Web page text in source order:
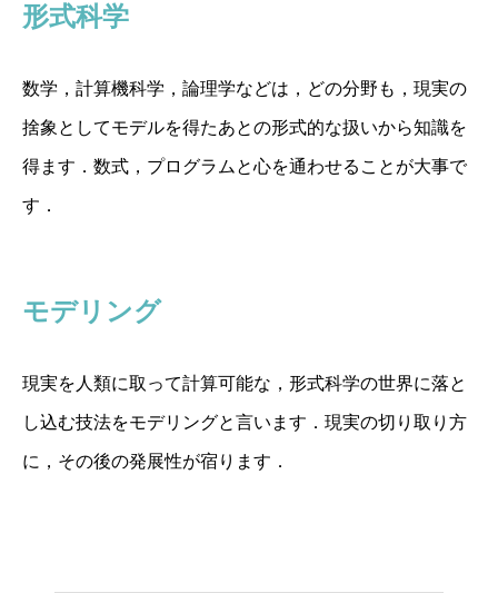
形式科学
数学，計算機科学，論理学などは，どの分野も，現実の
捨象としてモデルを得たあとの形式的な扱いから知識を
得ます．数式，プログラムと心を通わせることが大事で
す．
モデリング
現実を人類に取って計算可能な，形式科学の世界に落と
し込む技法をモデリングと言います．現実の切り取り方
に，その後の発展性が宿ります．